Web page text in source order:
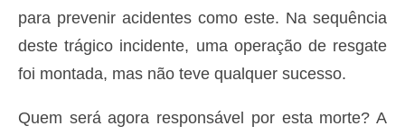
para prevenir acidentes como este. Na sequência
deste trágico incidente, uma operação de resgate
foi montada, mas não teve qualquer sucesso.
Quem será agora responsável por esta morte? A